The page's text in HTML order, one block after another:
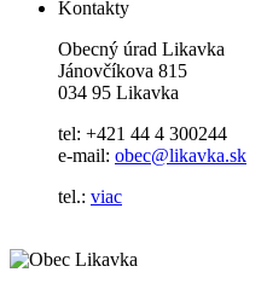
Kontakty
Obecný úrad Likavka
Jánovčíkova 815
034 95 Likavka
tel: +421 44 4 300244
e-mail: obec@likavka.sk
tel.: viac